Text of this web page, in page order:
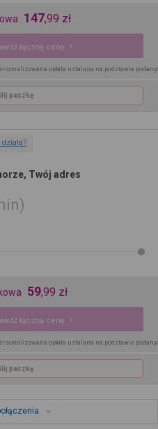
147,99 zł
łączną cenę
opłata ustalana na podstawie
paczkę
Twój adres
59,99 zł
łączną cenę
opłata ustalana na podstawie
paczkę